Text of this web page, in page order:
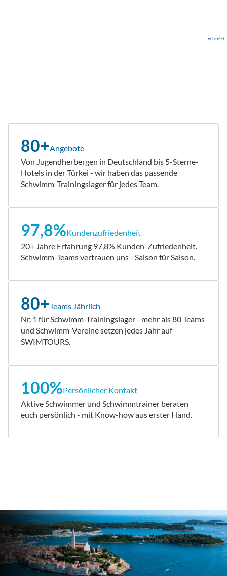
Leaflet
80+Angebote
Von Jugendherbergen in Deutschland bis 5-Sterne-
Hotels in der Türkei - wir haben das passende
Schwimm-Trainingslager für jedes Team.
97,8%Kundenzufriedenheit
20+ Jahre Erfahrung 97,8% Kunden-Zufriedenheit.
Schwimm-Teams vertrauen uns - Saison für Saison.
80+Teams Jährlich
Nr. 1 für Schwimm-Trainingslager - mehr als 80 Teams
und Schwimm-Vereine setzen jedes Jahr auf
SWIMTOURS.
100%Persönlicher Kontakt
Aktive Schwimmer und Schwimmtrainer beraten
euch persönlich - mit Know-how aus erster Hand.